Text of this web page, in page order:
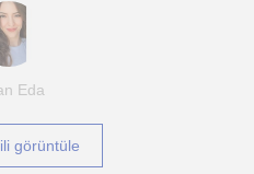
Eda
görüntüle